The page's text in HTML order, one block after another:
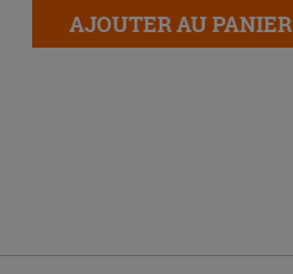
AJOUTER AU PANIER